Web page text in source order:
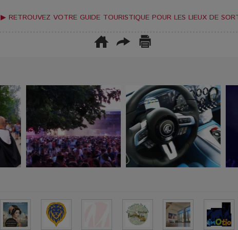
▶ RETROUVEZ VOTRE GUIDE TOURISTIQUE POUR LES LIEUX DE